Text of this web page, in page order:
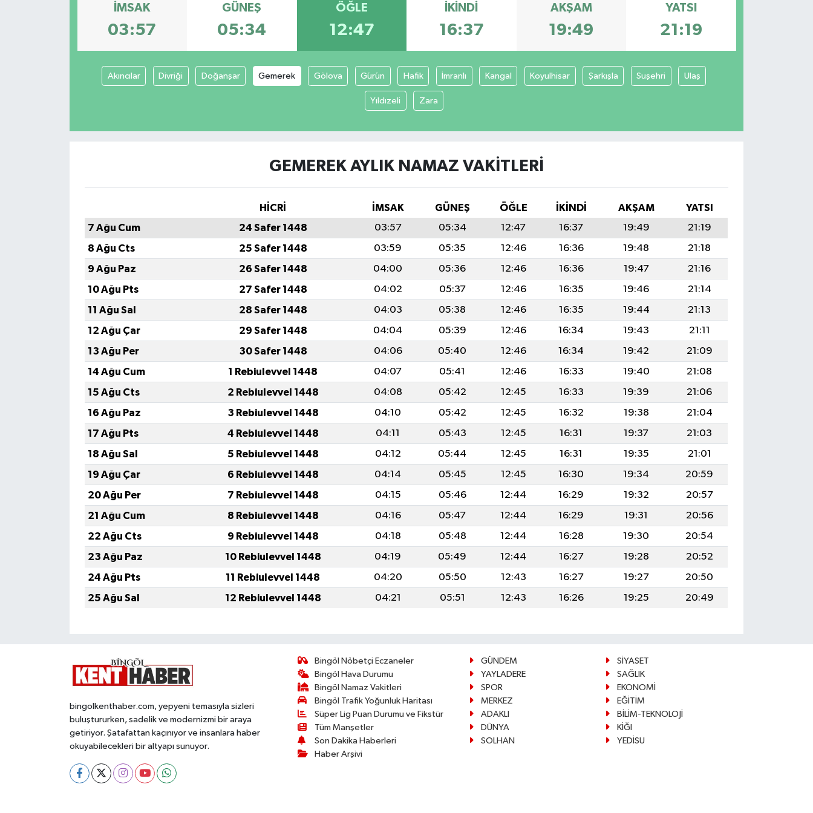
İMSAK
03:57
GÜNEŞ
05:34
ÖĞLE
12:47
İKINDI
16:37
AKŞAM
19:49
YATSI
21:19
Akıncılar Divriği Doğanşar Gemerek Gölova Gürün Hafik İmranlı Kangal Koyulhisar Şarkışla Suşehri Ulaş
Yıldızeli Zara
GEMEREK AYLIK NAMAZ VAKITLERI
HİCRİ İMSAK GÜNEŞ ÖĞLE İKINDI AKŞAM
YATSI
7 Ağu Cum
24 Safer 1448 03:57 05:34 12:47 16:37 19:49
21:19
8 Ağu Cts
25 Safer 1448 03:59 05:35 12:46 16:36 19:48
21:18
9 Ağu Paz
26 Safer 1448 04:00 05:36 12:46 16:36 19:47
21:16
10 Ağu Pts
27 Safer 1448 04:02 05:37 12:46 16:35 19:46
21:14
11 Ağu Sal
28 Safer 1448 04:03 05:38 12:46 16:35 19:44
21:13
12 Ağu Çar
29 Safer 1448 04:04 05:39 12:46 16:34 19:43
21:11
13 Ağu Per
30 Safer 1448 04:06 05:40 12:46 16:34 19:42
21:09
14 Ağu Cum
1 Rebiulevvel 1448 04:07 05:41 12:46 16:33 19:40
21:08
15 Ağu Cts
2 Rebiulevvel 1448 04:08 05:42 12:45 16:33 19:39
21:06
16 Ağu Paz
3 Rebiulevvel 1448 04:10 05:42 12:45 16:32 19:38
21:04
17 Ağu Pts
4 Rebiulevvel 1448 04:11 05:43 12:45 16:31 19:37
21:03
18 Ağu Sal
5 Rebiulevvel 1448 04:12 05:44 12:45 16:31 19:35
21:01
19 Ağu Çar
6 Rebiulevvel 1448 04:14 05:45 12:45 16:30 19:34
20:59
20 Ağu Per
7 Rebiulevvel 1448 04:15 05:46 12:44 16:29 19:32
20:57
21 Ağu Cum
8 Rebiulevvel 1448 04:16 05:47 12:44 16:29 19:31
20:56
22 Ağu Cts
9 Rebiulevvel 1448 04:18 05:48 12:44 16:28 19:30
20:54
23 Ağu Paz
10 Rebiulevvel 1448 04:19 05:49 12:44 16:27 19:28
20:52
24 Ağu Pts
11 Rebiulevvel 1448 04:20 05:50 12:43 16:27 19:27
20:50
25 Ağu Sal
12 Rebiulevvel 1448 04:21 05:51 12:43 16:26 19:25 20:49
bingolkenthaber.com, yepyeni temasıyla sizleri
buluştururken, sadelik ve modernizmi bir araya
getiriyor. Şatafattan kaçınıyor ve insanlara haber
okuyabilecekleri bir altyapı sunuyor.
Bingöl Nöbetçi Eczaneler
Bingöl Hava Durumu
Bingöl Namaz Vakitleri
Bingöl Trafik Yoğunluk Haritası
Süper Lig Puan Durumu ve Fikstür
Tüm Manşetler
Son Dakika Haberleri
Haber Arşivi
GÜNDEM
SİYASET
YAYLADERE
SAĞLIK
SPOR
EKONOMİ
MERKEZ
EĞİTİM
ADAKLI
BİLİM-TEKNOLOJİ
DÜNYA
KİĞI
SOLHAN
YEDİSU
RESMİ İLANLAR
YAYLADERE